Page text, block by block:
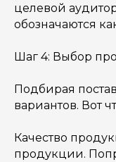
целевой
обозначаются
Шаг 4: Выбор
Подбирая
вариантов. Вот
Качество
продукции.